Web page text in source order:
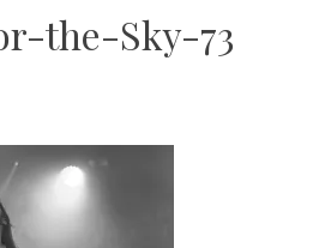
the-Sky-73